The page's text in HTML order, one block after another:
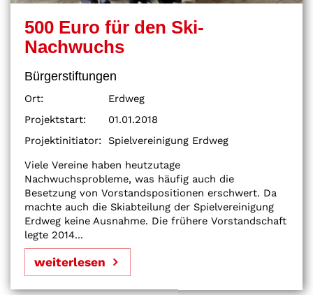
500 Euro für den Ski-
Nachwuchs
Bürgerstiftungen
Ort:
Erdweg
Projektstart:
01.01.2018
Projektinitiator:
Spielvereinigung Erdweg
Viele Vereine haben heutzutage
Nachwuchsprobleme, was häufig auch die
Besetzung von Vorstandspositionen erschwert. Da
machte auch die Skiabteilung der Spielvereinigung
Erdweg keine Ausnahme. Die frühere Vorstandschaft
legte 2014...
weiterlesen